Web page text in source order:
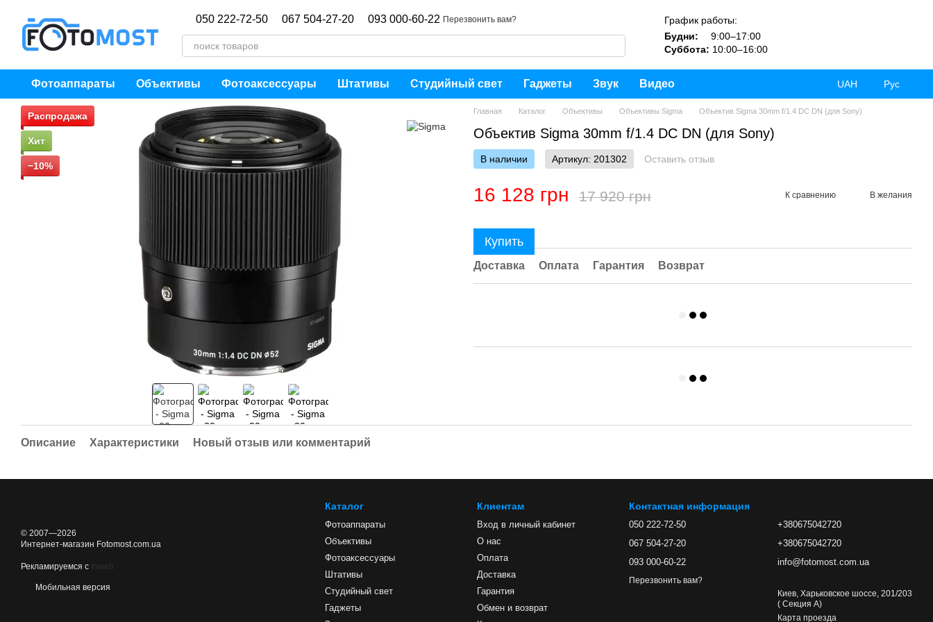
050 222-72-50 067 504-27-20 093 000-60-22 Перезвонить вам?
График работы:
Будни:
9:00–17:00
Суббота: 10:00–16:00
Фотоаппараты Объективы Фотоаксессуары Штативы Студийный свет Гаджеты Звук Видео UAH Рус
Распродажа
Хит
−10%
Главная Каталог Объективы Объективы Sigma Объектив Sigma 30mm f/1.4 DC DN (для Sony)
Объектив Sigma 30mm f/1.4 DC DN (для Sony)
В наличии Артикул: 201302 Оставить отзыв
16 128 грн 17 920 грн К сравнению В желания
Купить
Доставка Оплата Гарантия Возврат
Описание Характеристики Новый отзыв или комментарий
© 2007—2026
Интернет-магазин Fotomost.com.ua
Рекламируемся с Inweb
Мобильная версия
Каталог
Фотоаппараты
Объективы
Фотоаксессуары
Штативы
Студийный свет
Гаджеты
Клиентам
Вход в личный кабинет
О нас
Оплата
Доставка
Гарантия
Обмен и возврат
Контактная информация
050 222-72-50
067 504-27-20
093 000-60-22
Перезвонить вам?
+380675042720
+380675042720
info@fotomost.com.ua
Киев, Харьковское шоссе, 201/203
( Секция А)
Карта проезда